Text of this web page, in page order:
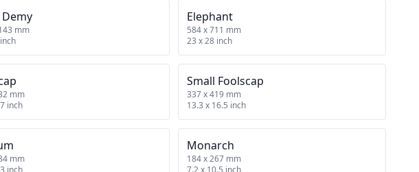
mm
Elephant
584 x 711 mm
23 x 28 inch
mm
inch
Small Foolscap
337 x 419 mm
13.3 x 16.5 inch
mm
inch
Monarch
184 x 267 mm
7.2 x 10.5 inch